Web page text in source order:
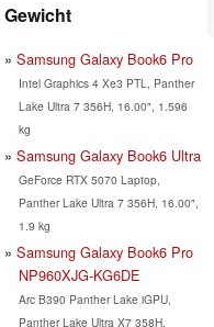
Gewicht
Samsung Galaxy Book6 Pro
Intel Graphics 4 Xe3 PTL, Panther
Lake Ultra 7 356H, 16.00", 1.596
kg
Samsung Galaxy Book6 Ultra
GeForce RTX 5070 Laptop,
Panther Lake Ultra 7 356H, 16.00",
1.9 kg
Samsung Galaxy Book6 Pro
NP960XJG-KG6DE
Arc B390 Panther Lake iGPU,
Panther Lake Ultra X7 358H,